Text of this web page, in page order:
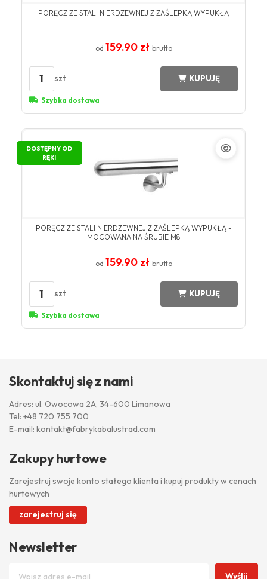
PORĘCZ ZE STALI NIERDZEWNEJ Z ZAŚLEPKĄ WYPUKŁĄ
od 159.90 zł brutto
1 szt KUPUJĘ
Szybka dostawa
DOSTĘPNY OD
RĘKI
PORĘCZ ZE STALI NIERDZEWNEJ Z ZAŚLEPKĄ WYPUKŁĄ -
MOCOWANA NA ŚRUBIE M8
od 159.90 zł brutto
1 szt KUPUJĘ
Szybka dostawa
Skontaktuj się z nami
Adres: ul. Owocowa 2A, 34-600 Limanowa
Tel: +48 720 755 700
E-mail: kontakt@fabrykabalustrad.com
Zakupy hurtowe
Zarejestruj swoje konto stałego klienta i kupuj produkty w cenach
hurtowych
zarejestruj się
Newsletter
Wyślij